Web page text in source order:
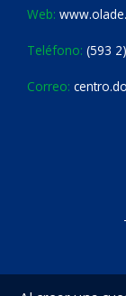
Web:
Teléfono: (593
Correo: